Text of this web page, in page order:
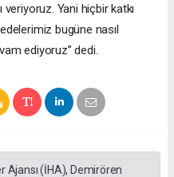
Yani hiçbir katkı
bugüne nasıl
ediyoruz” dedi.
Ajansı (İHA), Demirören